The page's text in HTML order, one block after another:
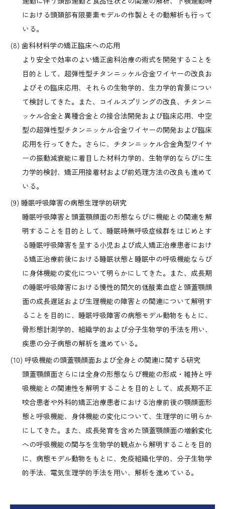
における頭頚部有限要素モデルの作製とその動解析も行って
いる。
歯科材料学の矯正臨床への応用
より安全で効率のよい矯正歯科治療の術式を開発することを
目的として、超弾性型チタンニッケル合金ワイヤーの改良お
よびその臨床応用、それらの生物学的、生力学的背景につい
て検討してきた。また、コイルスプリングの改良、チタンニ
ッケル合金と異種合金との接合法開発および臨床応用、中空
型の超弾性型チタンニッケル合金ワイヤーの開発および臨床
応用を行ってきた。さらに、チタンニッケル合金角型ワイヤ
ーの振動減衰能に着目した材料力学的、生物学的ならびに生
力学的検討、矯正用接着材および前処理方法の改良も進めて
いる。
睡眠呼吸障害の病態生理学的研究
睡眠呼吸障害と頭蓋顎顔面の形態ならびに機能との関連を解
明することを目的として、睡眠時無呼吸症候群をはじめとす
る睡眠呼吸障害を呈する小児および成人矯正治療患者におけ
る矯正治療前後における睡眠状態と睡眠中の呼吸機能ならび
に身体機能の変化について明らかにしてきた。また、成長期
の睡眠呼吸障害における慢性的間欠的低酸素血症と頭蓋顎顔
面の成長遅延および生理機能の障害との関連について解明す
ることを目的に、睡眠呼吸障害の病態モデル動物をもとに、
骨形態計測学的、組織学的および分子生物学的手法を用い、
疾患の分子病態の解析を進めている。
呼吸機能の頭蓋顎顔面および全身との関連に関する研究
頭蓋顎顔面さらには全身の形態ならび機能の形成・維持と呼
吸機能との関連性を解明することを目的として、成長期不正
咬合患者や外科的矯正治療患者における治療前後の顎顔面形
態と呼吸機能、身体機能の変化について、生理学的に明らか
にしてきた。また、成長発育を含めた頭蓋顎顔面の増齢変化
への呼吸機能の関与を生物学的観点から解明することを目的
に、病態モデル動物をもとに、免疫組織化学的、分子生物学
的手法、電気生理学的手法を用い、解析を進めている。